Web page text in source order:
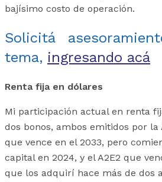
bajísimo costo de operación.
Solicitá
tema, ingresando acá
Renta fija en dólares
Mi participación actual en renta
dos bonos, ambos emitidos por la
que vence en el 2033, pero
capital en 2024, y el A2E2 que
que los adquirí hace más de dos